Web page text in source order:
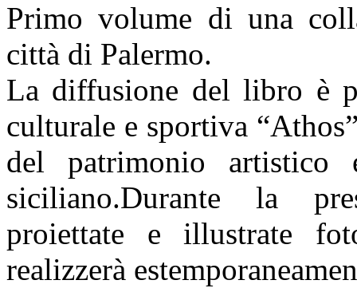
Primo volume di una
città di Palermo.
La diffusione del libro è
culturale e sportiva
del patrimonio artistico
siciliano.Durante la
proiettate e illustrate
realizzerà